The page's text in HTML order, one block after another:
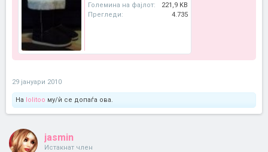
Големина на фајлот:
221,9 KB
Прегледи:
4.735
29 јануари 2010
На lolitoo му/ѝ се допаѓа ова.
jasmin
Истакнат член